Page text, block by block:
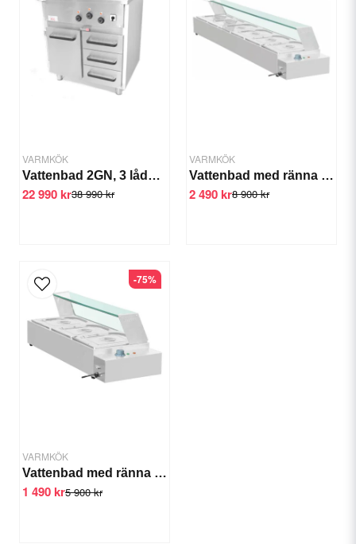
VARMKÖK
Vattenbad 2GN, 3 lådor, 1 dörr, 400V 5,25kW, 800x700x900mm
38 990 kr
22 990 kr
VARMKÖK
Vattenbad med ränna 6x1/2 GN 100 mm
8 900 kr
2 490 kr
VARMKÖK
Vattenbad med ränna 3x1/2 GN 100 mm
5 900 kr
1 490 kr
-75%
Ja, ni får publicera min fråga